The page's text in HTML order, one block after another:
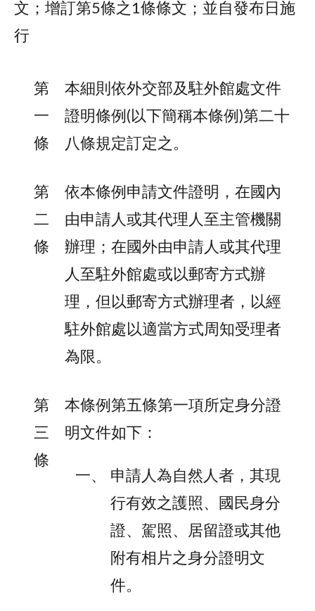
文；增訂第5條之1條條文；並自發布日施
行
第
一
條
本細則依外交部及駐外館處文件
證明條例(以下簡稱本條例)第二十
八條規定訂定之。
第
二
條
依本條例申請文件證明，在國內
由申請人或其代理人至主管機關
辦理；在國外由申請人或其代理
人至駐外館處或以郵寄方式辦
理，但以郵寄方式辦理者，以經
駐外館處以適當方式周知受理者
為限。
第
三
條
本條例第五條第一項所定身分證
明文件如下：
申請人為自然人者，其現
行有效之護照、國民身分
證、駕照、居留證或其他
附有相片之身分證明文
件。